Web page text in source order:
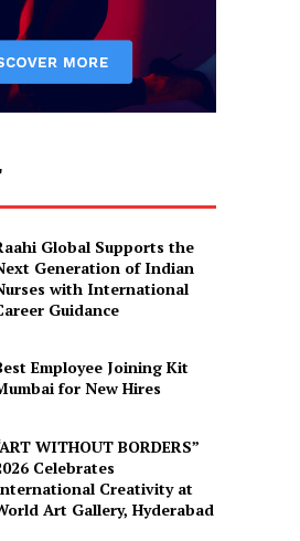
Global Supports the
Generation of Indian
with International
Guidance
Employee Joining Kit
for New Hires
WITHOUT BORDERS”
Celebrates
Creativity at
Art Gallery, Hyderabad